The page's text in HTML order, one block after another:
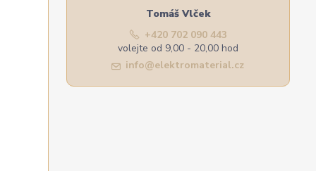
Tomáš Vlček
+420 702 090 443
volejte od 9,00 - 20,00 hod
info@elektromaterial.cz